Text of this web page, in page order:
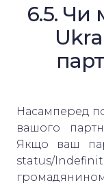
6.5. Чи
Насамперед
вашого
Якщо ваш
status/